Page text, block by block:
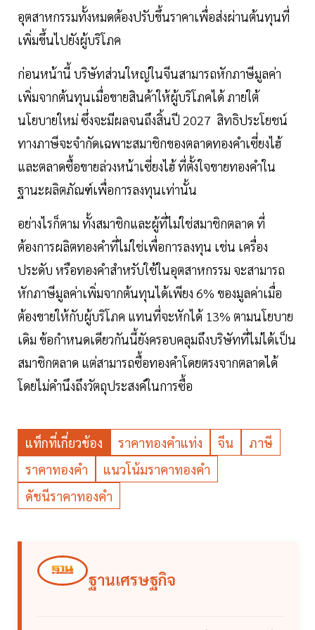
อุตสาหกรรมทั้งหมดต้องปรับขึ้นราคาเพื่อส่งผ่านต้นทุนที่
เพิ่มขึ้นไปยังผู้บริโภค
ก่อนหน้านี้ บริษัทส่วนใหญ่ในจีนสามารถหักภาษีมูลค่า
เพิ่มจากต้นทุนเมื่อขายสินค้าให้ผู้บริโภคได้ ภายใต้
นโยบายใหม่ ซึ่งจะมีผลจนถึงสิ้นปี 2027 สิทธิประโยชน์
ทางภาษีจะจำกัดเฉพาะสมาชิกของตลาดทองคำเซี่ยงไฮ้
และตลาดซื้อขายล่วงหน้าเซี่ยงไฮ้ ที่ตั้งใจขายทองคำใน
ฐานะผลิตภัณฑ์เพื่อการลงทุนเท่านั้น
อย่างไรก็ตาม ทั้งสมาชิกและผู้ที่ไม่ใช่สมาชิกตลาด ที่
ต้องการผลิตทองคำที่ไม่ใช่เพื่อการลงทุน เช่น เครื่อง
ประดับ หรือทองคำสำหรับใช้ในอุตสาหกรรม จะสามารถ
หักภาษีมูลค่าเพิ่มจากต้นทุนได้เพียง 6% ของมูลค่าเมื่อ
ต้องขายให้กับผู้บริโภค แทนที่จะหักได้ 13% ตามนโยบาย
เดิม ข้อกำหนดเดียวกันนี้ยังครอบคลุมถึงบริษัทที่ไม่ได้เป็น
สมาชิกตลาด แต่สามารถซื้อทองคำโดยตรงจากตลาดได้
โดยไม่คำนึงถึงวัตถุประสงค์ในการซื้อ
แท็กที่เกี่ยวข้อง ราคาทองคำแท่ง จีน
ภาษี
ราคาทองคำ
แนวโน้มราคาทองคำ
ดัชนีราคาทองคำ
ฐานเศรษฐกิจ